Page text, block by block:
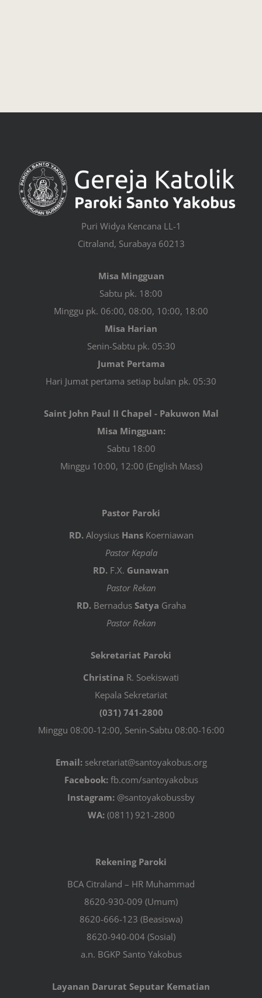
Puri Widya Kencana LL-1
Citraland, Surabaya 60213
Misa Mingguan
Sabtu pk. 18:00
Minggu pk. 06:00, 08:00, 10:00, 18:00
Misa Harian
Senin-Sabtu pk. 05:30
Jumat Pertama
Hari Jumat pertama setiap bulan pk. 05:30
Saint John Paul II Chapel - Pakuwon Mal
Misa Mingguan:
Sabtu 18:00
Minggu 10:00, 12:00 (English Mass)
Pastor Paroki
RD.Aloysius HansKoerniawan
Pastor Kepala
RD. F.X. Gunawan
Pastor Rekan
RD.Bernadus Satya Graha
Pastor Rekan
Sekretariat Paroki
Christina R. Soekiswati
Kepala Sekretariat
(031) 741-2800
Minggu 08:00-12:00, Senin-Sabtu 08:00-16:00
Email:sekretariat@santoyakobus.org
Facebook:fb.com/santoyakobus
Instagram: @santoyakobussby
WA:(0811) 921-2800
Rekening Paroki
BCA Citraland – HR Muhammad
8620-930-009 (Umum)
8620-666-123 (Beasiswa)
8620-940-004 (Sosial)
a.n. BGKP Santo Yakobus
Layanan Darurat Seputar Kematian